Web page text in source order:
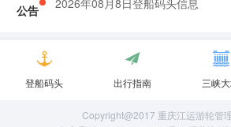
公告
登船码头 出行指南 三峡
Copyright@2017 重庆江运游轮管